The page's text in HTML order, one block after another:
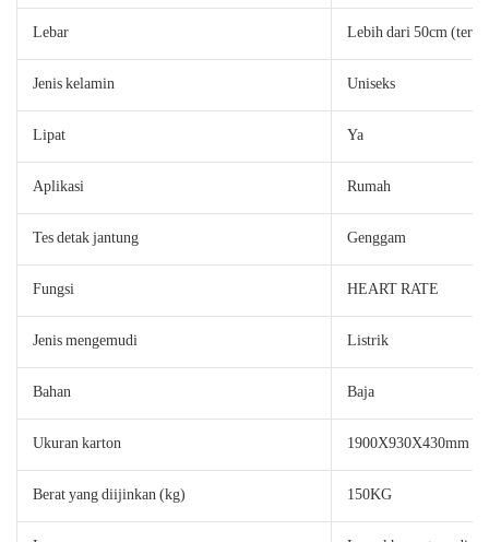
Lebar Lebih dari 50cm
Jenis kelamin Uniseks
Lipat Ya
Aplikasi Rumah
Tes detak jantung Genggam
Fungsi HEART RATE
Jenis mengemudi Listrik
Bahan Baja
Ukuran karton 1900X930X430mm
Berat yang diijinkan (kg) 150KG